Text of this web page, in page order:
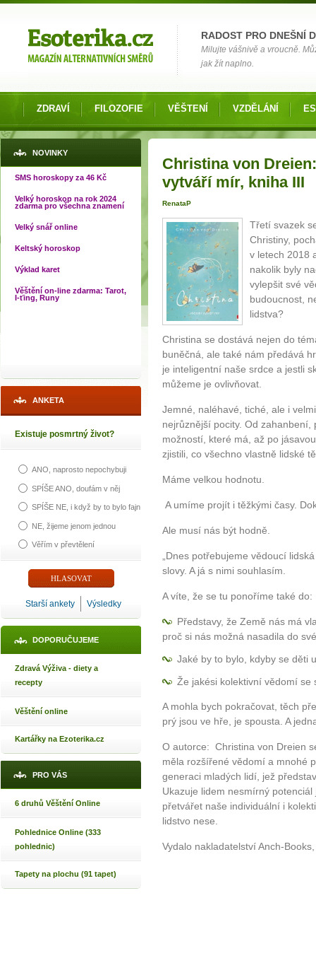
RADOST PRO DNEŠNÍ
Milujte vášnivě a vroucně.
jak žít naplno.
ZDRAVÍ FILOZOFIE VĚŠTENÍ VZDĚLÁNÍ
NOVINKY
SMS horoskopy za 46 Kč
Velký horoskop na rok 2024
zdarma pro všechna znamení
Velký snář online
Keltský horoskop
Výklad karet
Věštění on-line zdarma: Tarot,
I-ťing, Runy
ANKETA
Existuje posmrtný život?
ANO, naprosto nepochybuji
SPÍŠE ANO, doufám v něj
SPÍŠE NE, i když by to bylo fajn
NE, žijeme jenom jednou
Věřím v převtělení
Starší ankety Výsledky
DOPORUČUJEME
Zdravá Výživa - diety a
recepty
Věštění online
Kartářky na Ezoterika.cz
PRO VÁS
6 druhů Věštění Online
Pohlednice Online (333
pohlednic)
Tapety na plochu (91 tapet)
Christina von
vytváří mír, kniha III
RenataP
Třetí svazek
Christiny,
v letech 2018
nakolik byly
vylepšit své
budoucnost,
lidstva?
Christina se dostává nejen do
buněčná, ale také nám předává
je inteligentní naše srdce a jestli
můžeme je ovlivňovat.
Jemné, naléhavé, tiché, ale i
nejrůznější pocity. Od
možností, které má, až po
zjistili, co všechno vlastně lidské
Máme velkou hodnotu.
A umíme projít i těžkými časy.
Ale musí nás být hodně.
„Dnes potřebujeme vědoucí
slovy. A já s nimi souhlasím.
A víte, že se tu ponoříme také do:
Představy, že Země nás má
proč si nás možná nasadila do
Jaké by to bylo, kdyby se děti
Že jakési kolektivní vědomí se
A mohla bych pokračovat, těch
prý jsou ve hře, je spousta. A
O autorce: Christina von Dreien
měla rozšířené vědomí a mnohé
generaci mladých lidí, jež
Ukazuje lidem nesmírný
přetvářet naše individuální i
lidstvo nese.
Vydalo nakladatelství Anch-